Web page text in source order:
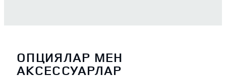
ОПЦИЯЛАР МЕН
АКСЕССУАРЛАР